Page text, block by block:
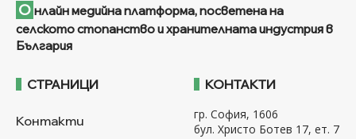
О нлайн медийна платформа, посветена на
селското стопанство и хранителната индустрия в
България
СТРАНИЦИ
Контакти
КОНТАКТИ
гр. София, 1606
бул. Христо Ботев 17, ет. 7